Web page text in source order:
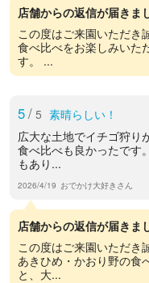
店舗からの返信が届きま
この度はご来園いただき
食べ比べをお楽しみいた
す。 ...
5/ 5 素晴らしい！
広大な土地でイチゴ狩り
食べ比べも良かったです
もあり...
2026/4/19 おでかけ大好きさん
店舗からの返信が届きま
この度はご来園いただき
あきひめ・かおり野の食
と、大...